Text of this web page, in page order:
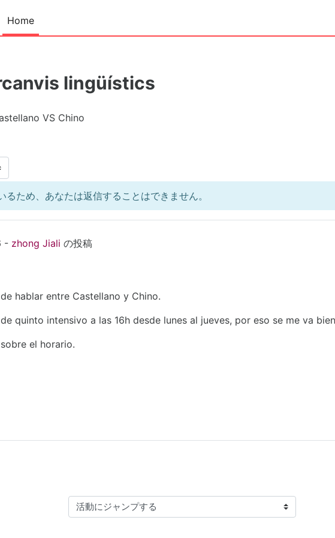
Home
lingüístics
VS Chino
ため、あなたは返信することはできません。
- zhong Jiali の投稿
hablar entre Castellano y Chino.
quinto intensivo a las 16h desde lunes al jueves, por eso se me va
el horario.
活動にジャンプする